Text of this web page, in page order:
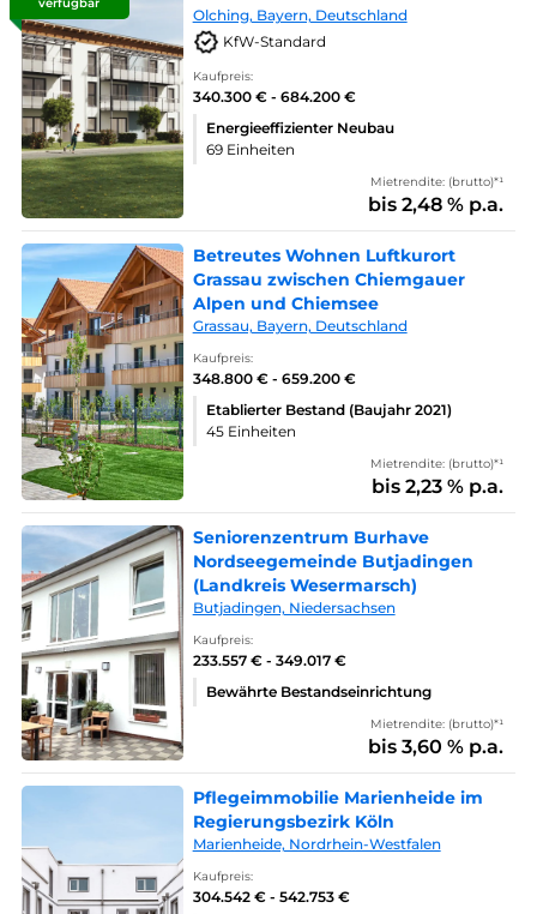
Olching, Bayern, Deutschland
KfW-Standard
Kaufpreis:
340.300 € - 684.200 €
Energieeffizienter Neubau
69 Einheiten
Mietrendite: (brutto)*¹
bis 2,48 % p.a.
Betreutes Wohnen Luftkurort
Grassau zwischen Chiemgauer
Alpen und Chiemsee
Grassau, Bayern, Deutschland
Kaufpreis:
348.800 € - 659.200 €
Etablierter Bestand (Baujahr 2021)
45 Einheiten
Mietrendite: (brutto)*¹
bis 2,23 % p.a.
Seniorenzentrum Burhave
Nordseegemeinde Butjadingen
(Landkreis Wesermarsch)
Butjadingen, Niedersachsen
Kaufpreis:
233.557 € - 349.017 €
Bewährte Bestandseinrichtung
Mietrendite: (brutto)*¹
bis 3,60 % p.a.
Pflegeimmobilie Marienheide im
Regierungsbezirk Köln
Marienheide, Nordrhein-Westfalen
Kaufpreis:
304.542 € - 542.753 €